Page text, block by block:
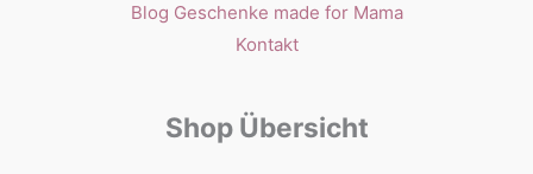
Blog Geschenke made for Mama
Kontakt
Shop Übersicht